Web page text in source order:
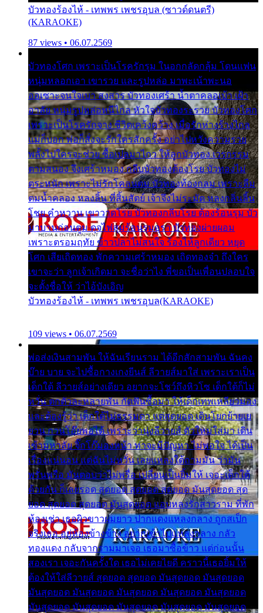
บัวทองร้องไห้ - เทพพร เพชรอุบล (ซาวด์ดนตรี)
(KARAOKE)
87 views • 06.07.2569
บัวทองโศก เพราะเป็นโรครักรุม ในอกกลัดกลุ้ม โดนแฟน
หนุ่มหลอกเอา เขารวย และรูปหล่อ มาพะเน้าพะนอ
ออเซาะจนใจเบา สงสาร บัวทองเศร้า น้ำตาคลอเบ้า เฝ้า
อาลัย หนุ่มรูปหล่อหนีไกล หัวใจบัวทองระรวย บัวทองโศก
เพราะเป็นโรครักจาง ชีวิตเคว้งคว้าง เมื่อรักห่างร้างไกล
แม่ก็บอก พ่อก็สั่งจะรักใครสักครั้ง อย่าไปหวังความรวย
พลั้งไปใครจะช่วย ซื้อเปลมาไกว ให้ลูกบัวทอง เวรกรรม
ตามสนอง จึงเศร้าหมอง กลีบบัวทองต้องโรย บัวทองไม่
ตระหนัก เพราะไม่รักโคลนตม บัวทองท้องกลม เพราะลืม
ตมน้ำคลอง หลงลิ้น ที่สิ้นสัตย์ เจ้าจึงไม่ระมัด หลงกลิ่นลิ้น
โชย คำหวาน เขาวาดโรย บัวทองกลีบโรย ต้องร้อนรุม บัว
มาบานก่อนตูม ดุจไฟสุมร้อนรุมอุรา บัวทองผ่ายผอม
เพราะตรอมฤทัย ข้าวปลาไม่สนใจ ร้องไห้ลูกเดียว หยุด
โศก เสียเถิดทอง พักความเศร้าหมอง เถิดทองจ๋า ถึงใคร
เขาจะว่า ลูกเจ้าเกิดมา จะชื่อว่าไง พี่ขอเป็นเพื่อนปลอบใจ
จะตั้งชื่อให้ ว่าไอ้บังเอิญ
บัวทองร้องไห้ - เทพพร เพชรอุบล(KARAOKE)
109 views • 06.07.2569
พ่อส่งเงินสามพัน ให้ฉันเรียนราม ได้อีกสักสามพัน ฉันคง
บ๊าย บาย จะไปซื้อกางเกงยีนส์ ลีวายส์มาใส่ เพราะเราเป็น
เด็กใต้ ลีวายส์อย่างเดียว อยากจะโชว์ถึงหิวโซ เด็กใต้ก็ไม่
หวั่น ตกตัวละหลายพัน กัดฟันซื้อมา ให้เด็กเทพเหลียวมอง
และต้องรู้ว่า เด็กใต้ไม่ธรรมดา แต่สุดยอด เดินโยกย้ายเย
ยวน กวนโอ๊ยพอได้ เพราะว่านุ่งลีวายส์ ตัวใหม่ใส่มา เดิน
เข้ามหาลัย จิ๊กโก๊มองหน้า ท่าจะมีปัญหา ไม่พอใจ ได้เป็น
เรื่องแน่นอน แต่ฉันไม่หวั่น เลยแหลงใต้ถามมัน ว่ามัน
พรั่นพรือ มันตอบว่าไม่พรื่อ เปลี่ยนเป็นยิ้มให้ เจอะเด็กใต้
ด้วยกัน ก็เลยรอด สุดยอด สุดยอด สุดยอด มันสุดยอด สุด
ยอด สุดยอด สุดยอด มันสุดยอด แอบหลงรักสาวราม ที่พัก
ห้องเช่า เธอผิวขาวผมยาว ปากแดงแหลงกลาง ถูกสเป็ก
จริงเธอ อยู่ห้องข้างข้าง อยากเข้าไปแหลงกลาง กลัว
ทองแดง กลับจากรามมาเจอ เธอมาซื้อข้าว แต่ก่อนนั้น
สองเรา เจอะกันครั้งใด เธอไม่เคยไยดี คราวนี้เธอยิ้มให้
ต้องให้ใส่ลีวายส์ สุดยอด สุดยอด มันสุดยอด มันสุดยอด
มันสุดยอด มันสุดยอด มันสุดยอด มันสุดยอด มันสุดยอด
มันสุดยอด มันสุดยอด มันสุดยอด มันสุดยอด มันสุดยอด